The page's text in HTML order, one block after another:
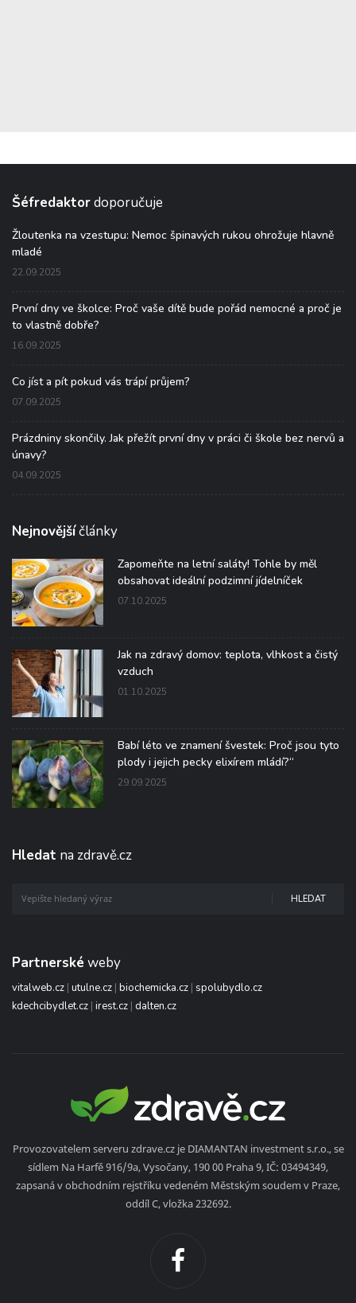
Šéfredaktordoporučuje
Žloutenka na vzestupu: Nemoc špinavých rukou ohrožuje hlavně
mladé
22.09.2025
První dny ve školce: Proč vaše dítě bude pořád nemocné a proč je
to vlastně dobře?
16.09.2025
Co jíst a pít pokud vás trápí průjem?
07.09.2025
Prázdniny skončily. Jak přežít první dny v práci či škole bez nervů a
únavy?
04.09.2025
Nejnovějšíčlánky
Zapomeňte na letní saláty! Tohle by měl
obsahovat ideální podzimní jídelníček
07.10.2025
Jak na zdravý domov: teplota, vlhkost a čistý
vzduch
01.10.2025
Babí léto ve znamení švestek: Proč jsou tyto
plody i jejich pecky elixírem mládí?“
29.09.2025
Hledat na zdravě.cz
HLEDAT
Partnerské weby
vitalweb.cz | utulne.cz | biochemicka.cz | spolubydlo.cz
kdechcibydlet.cz | irest.cz | dalten.cz
Provozovatelem serveru zdrave.cz je DIAMANTAN investment s.r.o., se
sídlem Na Harfě 916/9a, Vysočany, 190 00 Praha 9, IČ: 03494349,
zapsaná v obchodním rejstříku vedeném Městským soudem v Praze,
oddíl C, vložka 232692.